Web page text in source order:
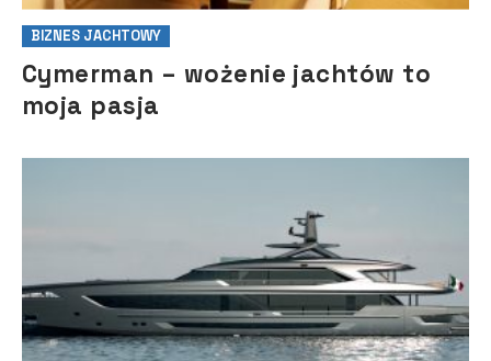
BIZNES JACHTOWY
Cymerman – wożenie jachtów to
moja pasja